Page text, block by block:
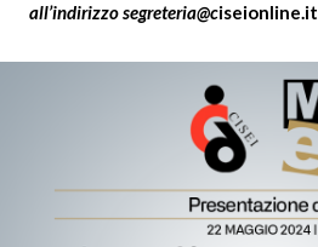
all’indirizzosegreteria@ciseionline.it